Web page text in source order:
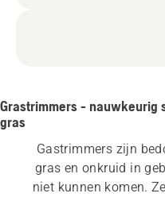
Grastrimmers - nauwkeurig
gras
Gastrimmers zijn
gras en onkruid in
niet kunnen komen.